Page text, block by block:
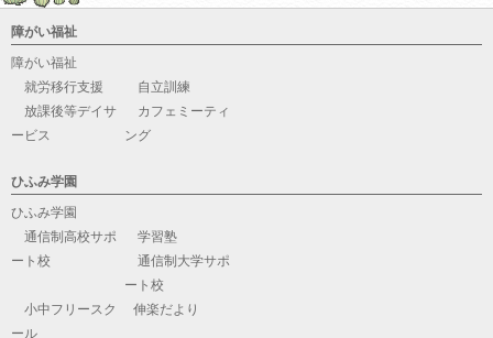
障がい福祉
障がい福祉
就労移行支援
自立訓練
放課後等デイサ
ービス
カフェミーティ
ング
ひふみ学園
ひふみ学園
通信制高校サポ
ート校
学習塾
通信制大学サポ
ート校
小中フリースク
ール
伸楽だより